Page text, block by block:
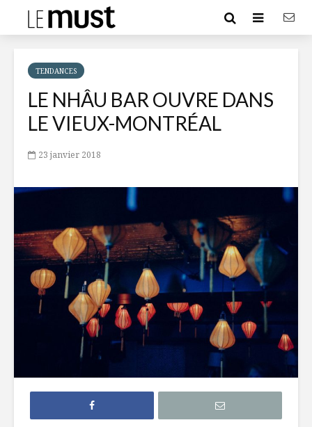
TENDANCES
LE NHÂU BAR OUVRE DANS
LE VIEUX-MONTRÉAL
23 janvier 2018
7 façons de
dans nos
hamburgers
TOP 10 des
6
dans
assiette
menthe,